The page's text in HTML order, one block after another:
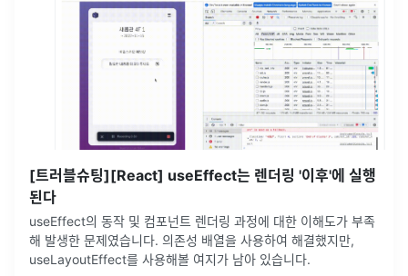
[트러블슈팅][React] useEffect는 렌더링 '이후'에 실행
된다
useEffect의 동작 및 컴포넌트 렌더링 과정에 대한 이해도가 부족
해 발생한 문제였습니다. 의존성 배열을 사용하여 해결했지만,
useLayoutEffect를 사용해볼 여지가 남아 있습니다.